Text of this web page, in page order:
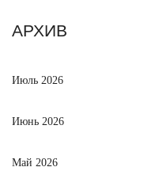
АРХИВ
Июль 2026
Июнь 2026
Май 2026